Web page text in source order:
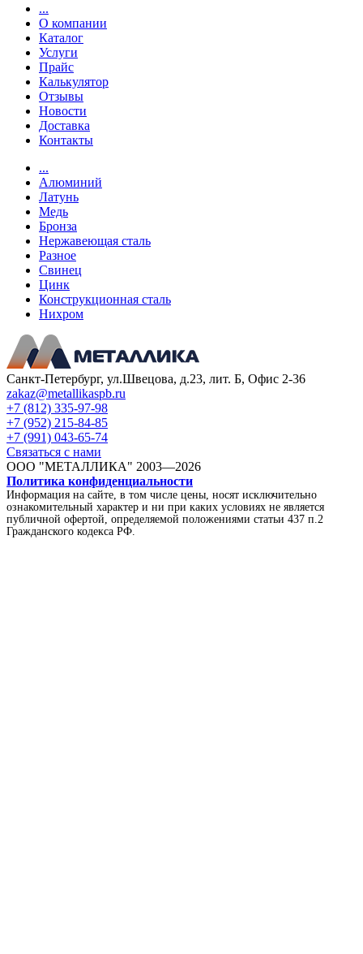
...
О компании
Каталог
Услуги
Прайс
Калькулятор
Отзывы
Новости
Доставка
Контакты
...
Алюминий
Латунь
Медь
Бронза
Нержавеющая сталь
Разное
Свинец
Цинк
Конструкционная сталь
Нихром
Санкт-Петербург, ул.Швецова, д.23, лит. Б, Офис 2-36
zakaz@metallikaspb.ru
+7 (812) 335-97-98
+7 (952) 215-84-85
+7 (991) 043-65-74
Связаться с нами
ООО "МЕТАЛЛИКА" 2003—2026
Политика конфиденциальности
Информация на сайте, в том числе цены, носят исключительно
ознакомительный характер и ни при каких условиях не является
публичной офертой, определяемой положениями статьи 437 п.2
Гражданского кодекса РФ.